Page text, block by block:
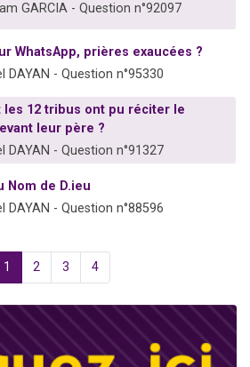
GARCIA - Question n°92097
WhatsApp, prières exaucées ?
DAYAN - Question n°95330
les 12 tribus ont pu réciter le
leur père ?
DAYAN - Question n°91327
Nom de D.ieu
DAYAN - Question n°88596
1 2 3 4